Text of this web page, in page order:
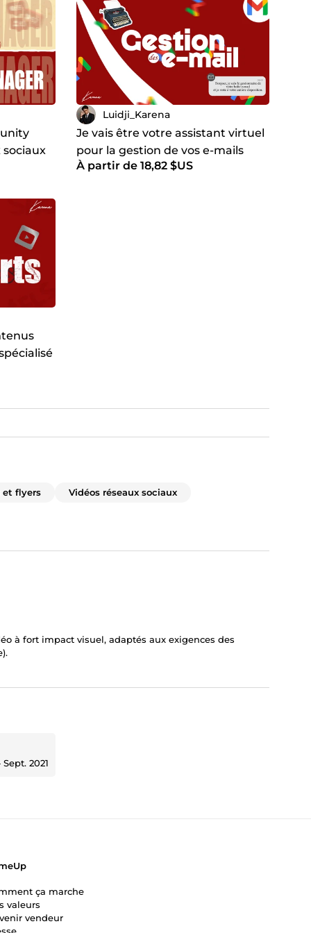
sociaux
Luidji_Karena
Je vais être votre assistant virtuel
pour la gestion de vos e-mails
À partir de 18,82 $US
et flyers
Vidéos réseaux sociaux
à fort impact visuel, adaptés aux exigences des
Sept. 2021
ça marche
valeurs
vendeur